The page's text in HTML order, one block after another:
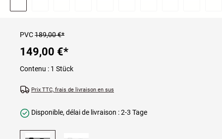
PVC189,00 €*
149,00 €*
Contenu : 1 Stück
Prix TTC, frais de livraison en sus
Disponible, délai de livraison : 2-3 Tage